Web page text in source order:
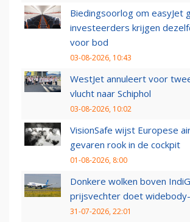
Biedingsoorlog om easyJet
investeerders krijgen
voor bod
03-08-2026, 10:43
WestJet annuleert voor
vlucht naar Schiphol
03-08-2026, 10:02
VisionSafe wijst Europese
gevaren rook in de cockpit
01-08-2026, 8:00
Donkere wolken boven
prijsvechter doet
31-07-2026, 22:01